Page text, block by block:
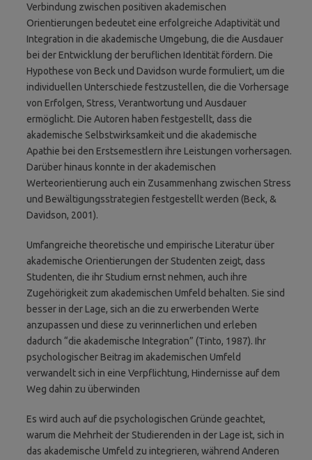
Verbindung zwischen positiven akademischen
Orientierungen bedeutet eine erfolgreiche Adaptivität und
Integration in die akademische Umgebung, die die Ausdauer
bei der Entwicklung der beruflichen Identität fördern. Die
Hypothese von Beck und Davidson wurde formuliert, um die
individuellen Unterschiede festzustellen, die die Vorhersage
von Erfolgen, Stress, Verantwortung und Ausdauer
ermöglicht. Die Autoren haben festgestellt, dass die
akademische Selbstwirksamkeit und die akademische
Apathie bei den Erstsemestlern ihre Leistungen vorhersagen.
Darüber hinaus konnte in der akademischen
Werteorientierung auch ein Zusammenhang zwischen Stress
und Bewältigungsstrategien festgestellt werden (Beck, &
Davidson, 2001).
Umfangreiche theoretische und empirische Literatur über
akademische Orientierungen der Studenten zeigt, dass
Studenten, die ihr Studium ernst nehmen, auch ihre
Zugehörigkeit zum akademischen Umfeld behalten. Sie sind
besser in der Lage, sich an die zu erwerbenden Werte
anzupassen und diese zu verinnerlichen und erleben
dadurch “die akademische Integration” (Tinto, 1987). Ihr
psychologischer Beitrag im akademischen Umfeld
verwandelt sich in eine Verpflichtung, Hindernisse auf dem
Weg dahin zu überwinden
Es wird auch auf die psychologischen Gründe geachtet,
warum die Mehrheit der Studierenden in der Lage ist, sich in
das akademische Umfeld zu integrieren, während Anderen